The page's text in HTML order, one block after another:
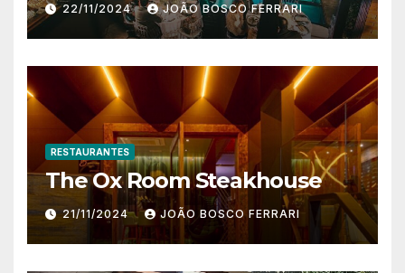
22/11/2024 JOÃO BOSCO FERRARI
RESTAURANTES
The Ox Room Steakhouse
21/11/2024 JOÃO BOSCO FERRARI